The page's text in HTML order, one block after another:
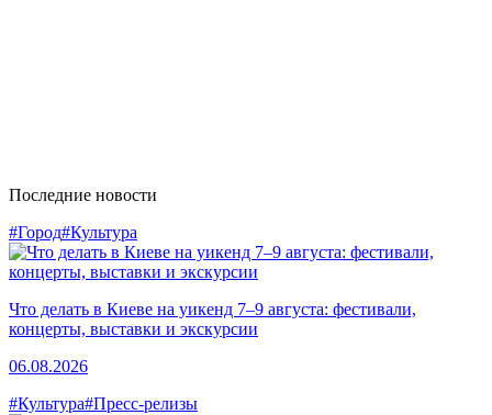
Последние новости
#Город#Культура
Что делать в Киеве на уикенд 7–9 августа: фестивали,
концерты, выставки и экскурсии
06.08.2026
#Культура#Пресс-релизы